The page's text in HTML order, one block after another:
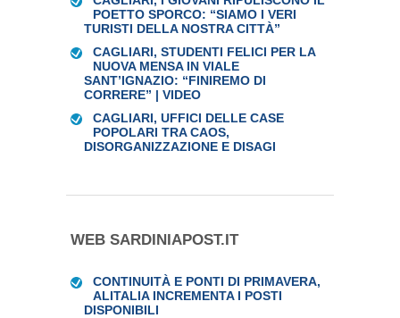
POETTO SPORCO: “SIAMO I VERI
TURISTI DELLA NOSTRA CITTÀ”
CAGLIARI, STUDENTI FELICI PER LA
NUOVA MENSA IN VIALE
SANT’IGNAZIO: “FINIREMO DI
CORRERE” | VIDEO
CAGLIARI, UFFICI DELLE CASE
POPOLARI TRA CAOS,
DISORGANIZZAZIONE E DISAGI
WEB SARDINIAPOST.IT
CONTINUITÀ E PONTI DI PRIMAVERA,
ALITALIA INCREMENTA I POSTI
DISPONIBILI